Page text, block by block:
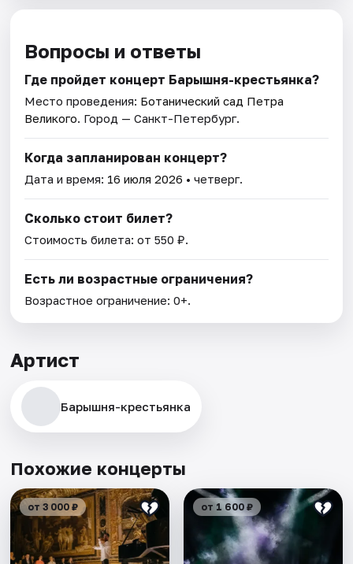
Вопросы и ответы
Где пройдет концерт Барышня-крестьянка?
Место проведения: Ботанический сад Петра
Великого. Город — Санкт-Петербург.
Когда запланирован концерт?
Дата и время: 16 июля 2026 • четверг.
Сколько стоит билет?
Стоимость билета: от 550 ₽.
Есть ли возрастные ограничения?
Возрастное ограничение: 0+.
Артист
Барышня-крестьянка
Похожие концерты
от 3 000 ₽ от 1 600 ₽